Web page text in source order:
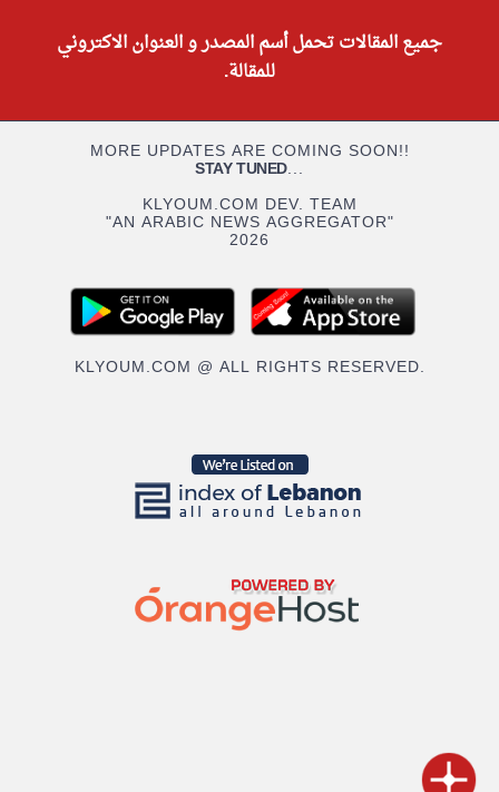
جميع المقالات تحمل أسم المصدر و العنوان الاكتروني
للمقالة.
MORE UPDATES ARE COMING SOON!!
STAY TUNED...
KLYOUM.COM DEV. TEAM
"AN ARABIC NEWS AGGREGATOR"
2026
KLYOUM.COM @ ALL RIGHTS RESERVED.